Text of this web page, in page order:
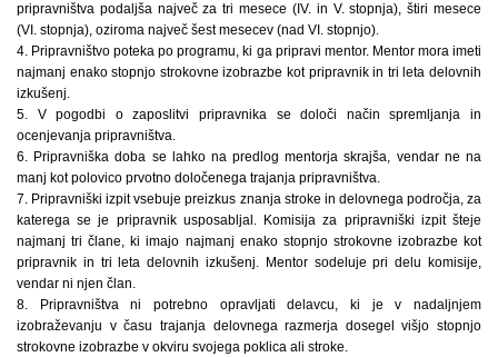
pripravništva podaljša največ za tri mesece (IV. in V. stopnja), štiri mesece
(VI. stopnja), oziroma največ šest mesecev (nad VI. stopnjo).
4. Pripravništvo poteka po programu, ki ga pripravi mentor. Mentor mora imeti
najmanj enako stopnjo strokovne izobrazbe kot pripravnik in tri leta delovnih
izkušenj.
5. V pogodbi o zaposlitvi pripravnika se določi način spremljanja in
ocenjevanja pripravništva.
6. Pripravniška doba se lahko na predlog mentorja skrajša, vendar ne na
manj kot polovico prvotno določenega trajanja pripravništva.
7. Pripravniški izpit vsebuje preizkus znanja stroke in delovnega področja, za
katerega se je pripravnik usposabljal. Komisija za pripravniški izpit šteje
najmanj tri člane, ki imajo najmanj enako stopnjo strokovne izobrazbe kot
pripravnik in tri leta delovnih izkušenj. Mentor sodeluje pri delu komisije,
vendar ni njen član.
8. Pripravništva ni potrebno opravljati delavcu, ki je v nadaljnjem
izobraževanju v času trajanja delovnega razmerja dosegel višjo stopnjo
strokovne izobrazbe v okviru svojega poklica ali stroke.